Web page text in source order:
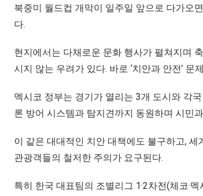
북중미 월드컵 개막이 일주일 앞으로 다가오
다.
현지에서는 다채로운 문화 행사가 펼쳐지며
시지 않는 우려가 있다. 바로 ‘치안과 안전’ 문
멕시코 정부는 경기가 열리는 3개 도시와 각
론 방어 시스템과 탐지견까지 동원하며 시민
이 같은 대대적인 치안 대책에도 불구하고,
관광객들의 철저한 주의가 요구된다.
특히 한국 대표팀의 조별리그 1·2차전(체코·